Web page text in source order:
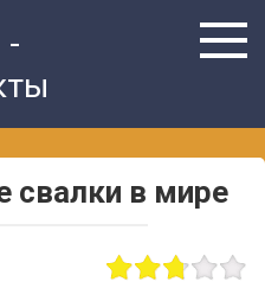
-
в мире